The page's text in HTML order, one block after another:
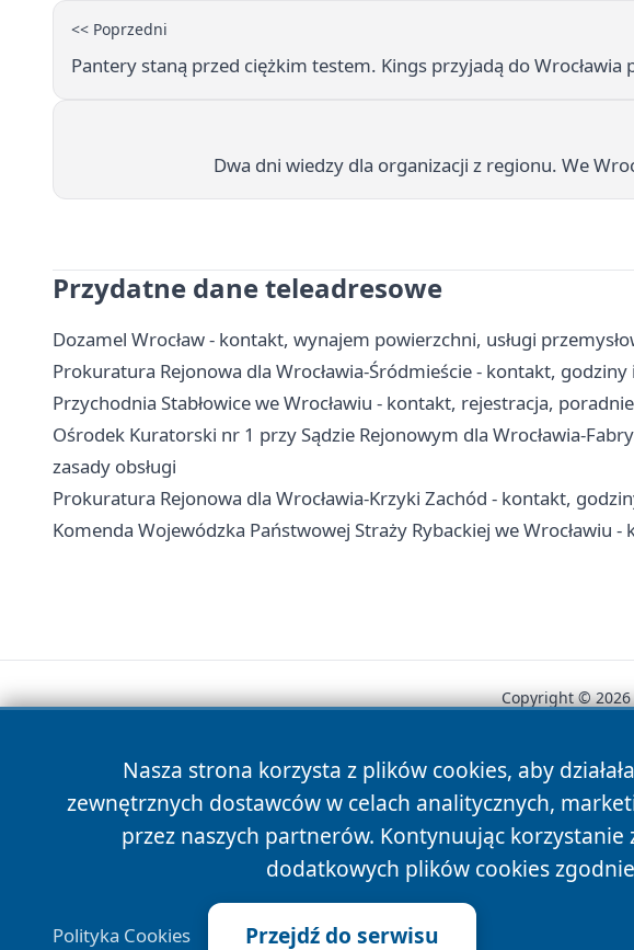
<< Poprzedni
Pantery staną przed ciężkim testem. Kings przyjadą do Wrocławia
Dwa dni wiedzy dla organizacji z regionu. We
Przydatne dane teleadresowe
Dozamel Wrocław - kontakt, wynajem powierzchni, usługi
Prokuratura Rejonowa dla Wrocławia-Śródmieście - kontakt, godziny
Przychodnia Stabłowice we Wrocławiu - kontakt, rejestracja,
Ośrodek Kuratorski nr 1 przy Sądzie Rejonowym dla Wrocławia-
zasady obsługi
Prokuratura Rejonowa dla Wrocławia-Krzyki Zachód - kontakt,
Komenda Wojewódzka Państwowej Straży Rybackiej we Wrocławiu -
Nasza strona korzysta z plików cookies, aby
zewnętrznych dostawców w celach analitycznych,
przez naszych partnerów. Kontynuując
dodatkowych plików cookies
Polityka Cookies Przejdź do serwisu
Copyright © 2026
News Autorzy